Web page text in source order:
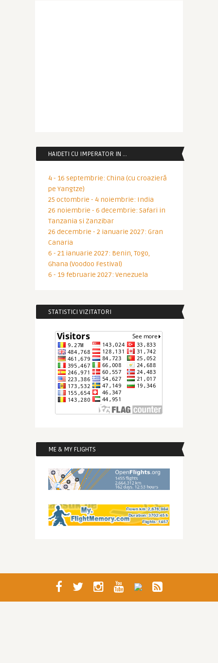
HAIDETI CU IMPERATOR IN …
4 - 16 septembrie: China (cu croazieră
pe Yangtze)
25 octombrie - 4 noiembrie: India
26 noiembrie - 6 decembrie: Safari in
Tanzania si Zanzibar
26 decembrie - 2 ianuarie 2027: Gran
Canaria
6 - 21 ianuarie 2027: Benin, Togo,
Ghana (Voodoo Festival)
6 - 19 februarie 2027: Venezuela
STATISTICI VIZITATORI
ME & MY FLIGHTS